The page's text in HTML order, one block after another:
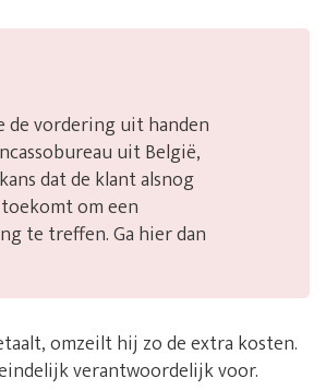
de vordering uit handen
uit België,
dat de klant alsnog
om een
te treffen. Ga hier dan
omzeilt hij zo de extra kosten.
verantwoordelijk voor.